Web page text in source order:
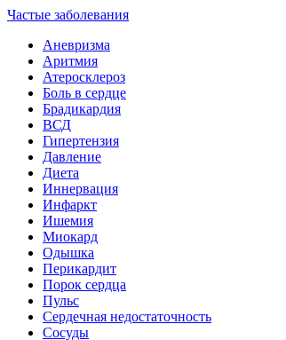
Частые заболевания
Аневризма
Аритмия
Атеросклероз
Боль в сердце
Брадикардия
ВСД
Гипертензия
Давление
Диета
Иннервация
Инфаркт
Ишемия
Миокард
Одышка
Перикардит
Порок сердца
Пульс
Сердечная недостаточность
Сосуды